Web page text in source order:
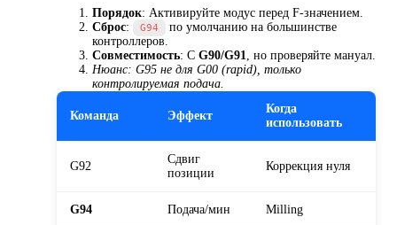
Порядок: Активируйте модус перед F-значением.
Сброс: G94
по умолчанию на большинстве
контроллеров.
Совместимость: С G90/G91, но проверяйте мануал.
Нюанс: G95 не для G00 (rapid), только
контролируемая подача.
Команда Эффект
Когда
использовать
G92
Сдвиг
позиции
Коррекция нуля
G94 Подача/мин Milling